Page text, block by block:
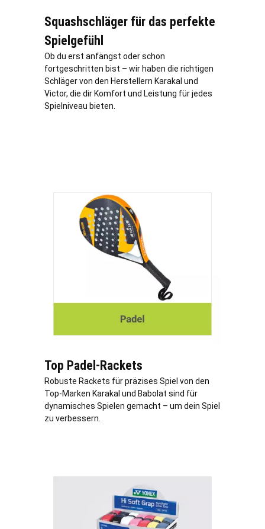
Squashschläger für das perfekte
Spielgefühl
Ob du erst anfängst oder schon
fortgeschritten bist – wir haben die richtigen
Schläger von den Herstellern Karakal und
Victor, die dir Komfort und Leistung für jedes
Spielniveau bieten.
Top Padel-Rackets
Robuste Rackets für präzises Spiel von den
Top-Marken Karakal und Babolat sind für
dynamisches Spielen gemacht – um dein Spiel
zu verbessern.